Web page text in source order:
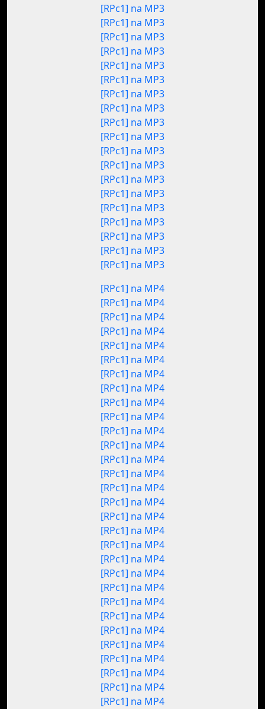
[RPc1] na MP3
[RPc1] na MP3
[RPc1] na MP3
[RPc1] na MP3
[RPc1] na MP3
[RPc1] na MP3
[RPc1] na MP3
[RPc1] na MP3
[RPc1] na MP3
[RPc1] na MP3
[RPc1] na MP3
[RPc1] na MP3
[RPc1] na MP3
[RPc1] na MP3
[RPc1] na MP3
[RPc1] na MP3
[RPc1] na MP3
[RPc1] na MP3
[RPc1] na MP3
[RPc1] na MP4
[RPc1] na MP4
[RPc1] na MP4
[RPc1] na MP4
[RPc1] na MP4
[RPc1] na MP4
[RPc1] na MP4
[RPc1] na MP4
[RPc1] na MP4
[RPc1] na MP4
[RPc1] na MP4
[RPc1] na MP4
[RPc1] na MP4
[RPc1] na MP4
[RPc1] na MP4
[RPc1] na MP4
[RPc1] na MP4
[RPc1] na MP4
[RPc1] na MP4
[RPc1] na MP4
[RPc1] na MP4
[RPc1] na MP4
[RPc1] na MP4
[RPc1] na MP4
[RPc1] na MP4
[RPc1] na MP4
[RPc1] na MP4
[RPc1] na MP4
[RPc1] na MP4
[RPc1] na MP4